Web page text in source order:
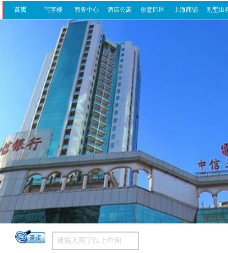
首页 写字楼 商务中心 酒店公寓 创意园区 上海商铺 别墅出